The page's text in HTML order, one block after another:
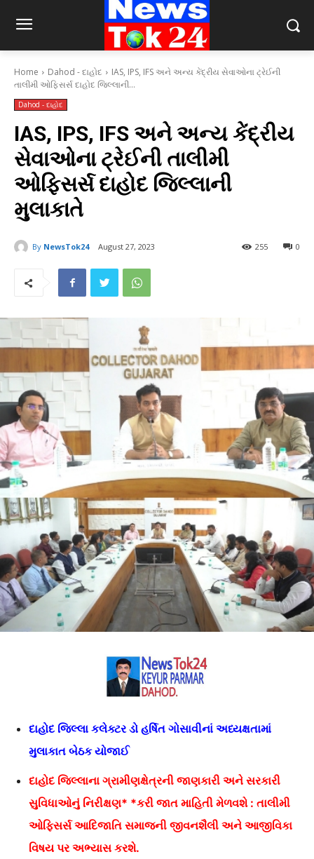
Home Dahod - દાહોદ
IAS, IPS, IFS અને અન્ય કેંદ્રીય સેવાઓના ટ્રેઈની
તાલીમી ઓફિસર્સ દાહોદ જિલ્લાની...
Dahod - દાહોદ
IAS, IPS, IFS અને અન્ય કેંદ્રીય
સેવાઓના ટ્રેઈની તાલીમી
ઓફિસર્સ દાહોદ જિલ્લાની
મુલાકાતે
By NewsTok24 August 27, 2023 0
255
દાહોદ જિલ્લા કલેક્ટર ડો હર્ષિત ગોસાવીનાં અધ્યક્ષતામાં
મુલાકાત બેઠક યોજાઈ
દાહોદ જિલ્લાના ગ્રામીણક્ષેત્રની જાણકારી અને સરકારી
સુવિધાઓનું નિરીક્ષણ* *કરી જાત માહિતી મેળવશે : તાલીમી
ઓફિસર્સ આદિજાતિ સમાજની જીવનશૈલી અને આજીવિકા
વિષય પર અભ્યાસ કરશે.